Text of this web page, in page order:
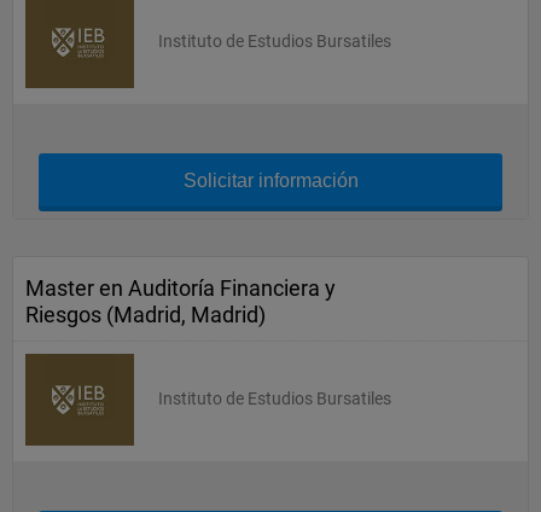
Instituto de Estudios Bursatiles
Solicitar información
Master en Auditoría Financiera y
Riesgos (Madrid, Madrid)
Instituto de Estudios Bursatiles